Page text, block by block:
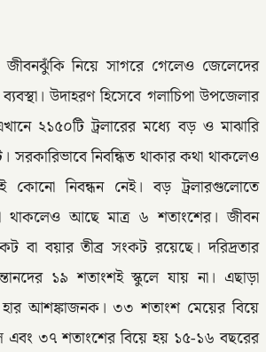
জীবনঝুঁকি নিয়ে সাগরে গেলেও জেলেদের
ব্যবস্থা। উদাহরণ হিসেবে গলাচিপা উপজেলার
২১৫০টি ট্রলারের মধ্যে বড় ও মাঝারি
সরকারিভাবে নিবন্ধিত থাকার কথা থাকলেও
কোনো নিবন্ধন নেই। বড় ট্রলারগুলোতে
থাকলেও আছে মাত্র ৬ শতাংশের। জীবন
বা বয়ার তীব্র সংকট রয়েছে। দরিদ্রতার
১৯ শতাংশই স্কুলে যায় না। এছাড়া
হার আশঙ্কাজনক। ৩৩ শতাংশ মেয়ের বিয়ে
৩৭ শতাংশের বিয়ে হয় ১৫-১৬ বছরের